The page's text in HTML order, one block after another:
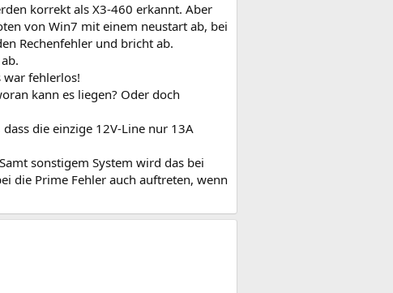
korrekt als X3-460 erkannt. Aber
von Win7 mit einem neustart ab, bei
Rechenfehler und bricht ab.
fehlerlos!
kann es liegen? Oder doch
die einzige 12V-Line nur 13A
sonstigem System wird das bei
die Prime Fehler auch auftreten, wenn